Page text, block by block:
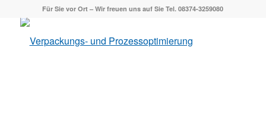
Für Sie vor Ort – Wir freuen uns auf Sie Tel. 08374-3259080